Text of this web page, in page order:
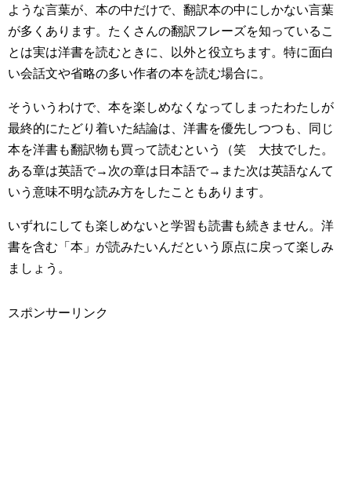
ような言葉が、本の中だけで、翻訳本の中にしかない言葉
が多くあります。たくさんの翻訳フレーズを知っているこ
とは実は洋書を読むときに、以外と役立ちます。特に面白
い会話文や省略の多い作者の本を読む場合に。
そういうわけで、本を楽しめなくなってしまったわたしが
最終的にたどり着いた結論は、洋書を優先しつつも、同じ
本を洋書も翻訳物も買って読むという（笑 大技でした。
ある章は英語で→次の章は日本語で→また次は英語なんて
いう意味不明な読み方をしたこともあります。
いずれにしても楽しめないと学習も読書も続きません。洋
書を含む「本」が読みたいんだという原点に戻って楽しみ
ましょう。
スポンサーリンク